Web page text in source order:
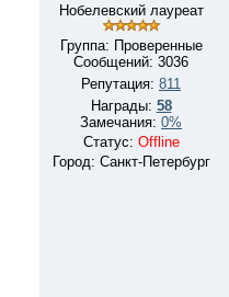
Нобелевский лауреат
Группа: Проверенные
Сообщений: 3036
Репутация: 811
Награды: 58
Замечания: 0%
Статус: Offline
Город: Санкт-Петербург